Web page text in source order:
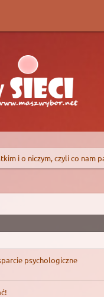
i o niczym, czyli co nam
psychologiczne